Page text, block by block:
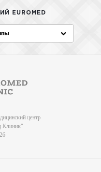
EUROMED
центр